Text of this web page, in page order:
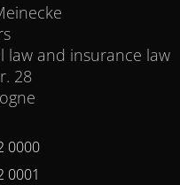
law and insurance law
28
0000
0001